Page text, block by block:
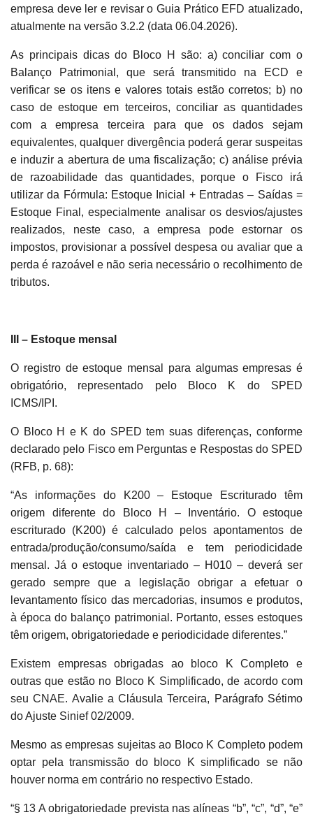
empresa deve ler e revisar o Guia Prático EFD atualizado,
atualmente na versão 3.2.2 (data 06.04.2026).
As principais dicas do Bloco H são: a) conciliar com o
Balanço Patrimonial, que será transmitido na ECD e
verificar se os itens e valores totais estão corretos; b) no
caso de estoque em terceiros, conciliar as quantidades
com a empresa terceira para que os dados sejam
equivalentes, qualquer divergência poderá gerar suspeitas
e induzir a abertura de uma fiscalização; c) análise prévia
de razoabilidade das quantidades, porque o Fisco irá
utilizar da Fórmula: Estoque Inicial + Entradas – Saídas =
Estoque Final, especialmente analisar os desvios/ajustes
realizados, neste caso, a empresa pode estornar os
impostos, provisionar a possível despesa ou avaliar que a
perda é razoável e não seria necessário o recolhimento de
tributos.
III – Estoque mensal
O registro de estoque mensal para algumas empresas é
obrigatório, representado pelo Bloco K do SPED
ICMS/IPI.
O Bloco H e K do SPED tem suas diferenças, conforme
declarado pelo Fisco em Perguntas e Respostas do SPED
(RFB, p. 68):
“As informações do K200 – Estoque Escriturado têm
origem diferente do Bloco H – Inventário. O estoque
escriturado (K200) é calculado pelos apontamentos de
entrada/produção/consumo/saída e tem periodicidade
mensal. Já o estoque inventariado – H010 – deverá ser
gerado sempre que a legislação obrigar a efetuar o
levantamento físico das mercadorias, insumos e produtos,
à época do balanço patrimonial. Portanto, esses estoques
têm origem, obrigatoriedade e periodicidade diferentes.”
Existem empresas obrigadas ao bloco K Completo e
outras que estão no Bloco K Simplificado, de acordo com
seu CNAE. Avalie a Cláusula Terceira, Parágrafo Sétimo
do Ajuste Sinief 02/2009.
Mesmo as empresas sujeitas ao Bloco K Completo podem
optar pela transmissão do bloco K simplificado se não
houver norma em contrário no respectivo Estado.
“§ 13 A obrigatoriedade prevista nas alíneas “b”, “c”, “d”, “e”